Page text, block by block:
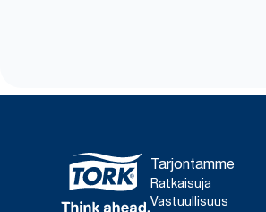
Tarjontamme
Ratkaisuja
Vastuullisuus